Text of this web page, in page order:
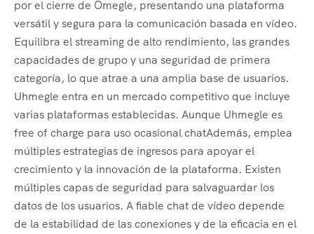
por el cierre de Omegle, presentando una plataforma
versátil y segura para la comunicación basada en vídeo.
Equilibra el streaming de alto rendimiento, las grandes
capacidades de grupo y una seguridad de primera
categoría, lo que atrae a una amplia base de usuarios.
Uhmegle entra en un mercado competitivo que incluye
varias plataformas establecidas. Aunque Uhmegle es
free of charge para uso ocasional chatAdemás, emplea
múltiples estrategias de ingresos para apoyar el
crecimiento y la innovación de la plataforma. Existen
múltiples capas de seguridad para salvaguardar los
datos de los usuarios. A fiable chat de vídeo depende
de la estabilidad de las conexiones y de la eficacia en el